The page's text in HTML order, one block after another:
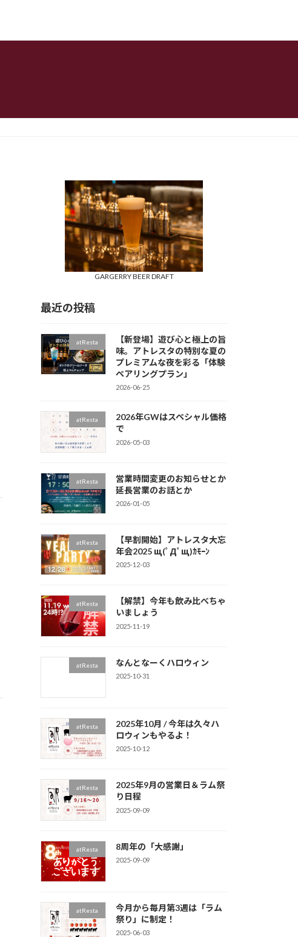
GARGERRY BEER DRAFT
最近の投稿
atResta
【新登場】遊び心と極上の旨
味。アトレスタの特別な夏の
プレミアムな夜を彩る「体験
ペアリングプラン」
2026-06-25
atResta
2026年GWはスペシャル価格
で
2026-05-03
atResta
営業時間変更のお知らせとか
延長営業のお話とか
2026-01-05
atResta
【早割開始】アトレスタ大忘
年会2025 щ(ﾟДﾟщ)ｶﾓｰﾝ
2025-12-03
atResta
【解禁】今年も飲み比べちゃ
いましょう
2025-11-19
atResta なんとなーくハロウィン
2025-10-31
atResta
2025年10月 / 今年は久々ハ
ロウィンもやるよ！
2025-10-12
atResta
2025年9月の営業日＆ラム祭
り日程
2025-09-09
atResta 8周年の「大感謝」
2025-09-09
atResta
今月から毎月第3週は「ラム
祭り」に制定！
2025-06-03